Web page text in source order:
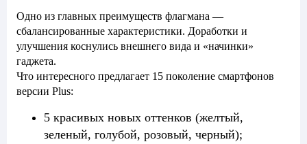
Одно из главных преимуществ флагмана —
сбалансированные характеристики. Доработки и
улучшения коснулись внешнего вида и «начинки»
гаджета.
Что интересного предлагает 15 поколение смартфонов
версии Plus:
5 красивых новых оттенков (желтый,
зеленый, голубой, розовый, черный);